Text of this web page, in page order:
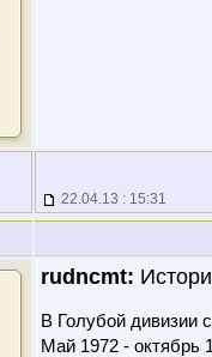
22.04.13 : 15:31
rudncmt:
В Голубой дивизии
Май 1972 - октябрь